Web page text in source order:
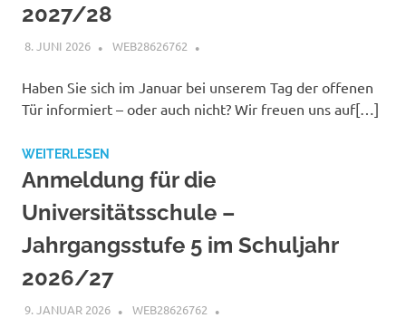
2027/28
8. JUNI 2026 WEB28626762
Haben Sie sich im Januar bei unserem Tag der offenen
Tür informiert – oder auch nicht? Wir freuen uns auf[…]
WEITERLESEN
Anmeldung für die
Universitätsschule –
Jahrgangsstufe 5 im Schuljahr
2026/27
9. JANUAR 2026 WEB28626762